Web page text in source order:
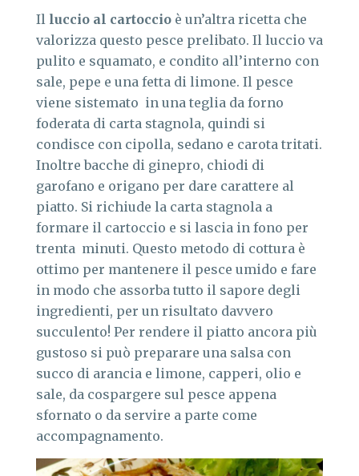
Il luccio al cartoccio è un’altra ricetta che
valorizza questo pesce prelibato. Il luccio va
pulito e squamato, e condito all’interno con
sale, pepe e una fetta di limone. Il pesce
viene sistemato in una teglia da forno
foderata di carta stagnola, quindi si
condisce con cipolla, sedano e carota tritati.
Inoltre bacche di ginepro, chiodi di
garofano e origano per dare carattere al
piatto. Si richiude la carta stagnola a
formare il cartoccio e si lascia in fono per
trenta minuti. Questo metodo di cottura è
ottimo per mantenere il pesce umido e fare
in modo che assorba tutto il sapore degli
ingredienti, per un risultato davvero
succulento! Per rendere il piatto ancora più
gustoso si può preparare una salsa con
succo di arancia e limone, capperi, olio e
sale, da cospargere sul pesce appena
sfornato o da servire a parte come
accompagnamento.